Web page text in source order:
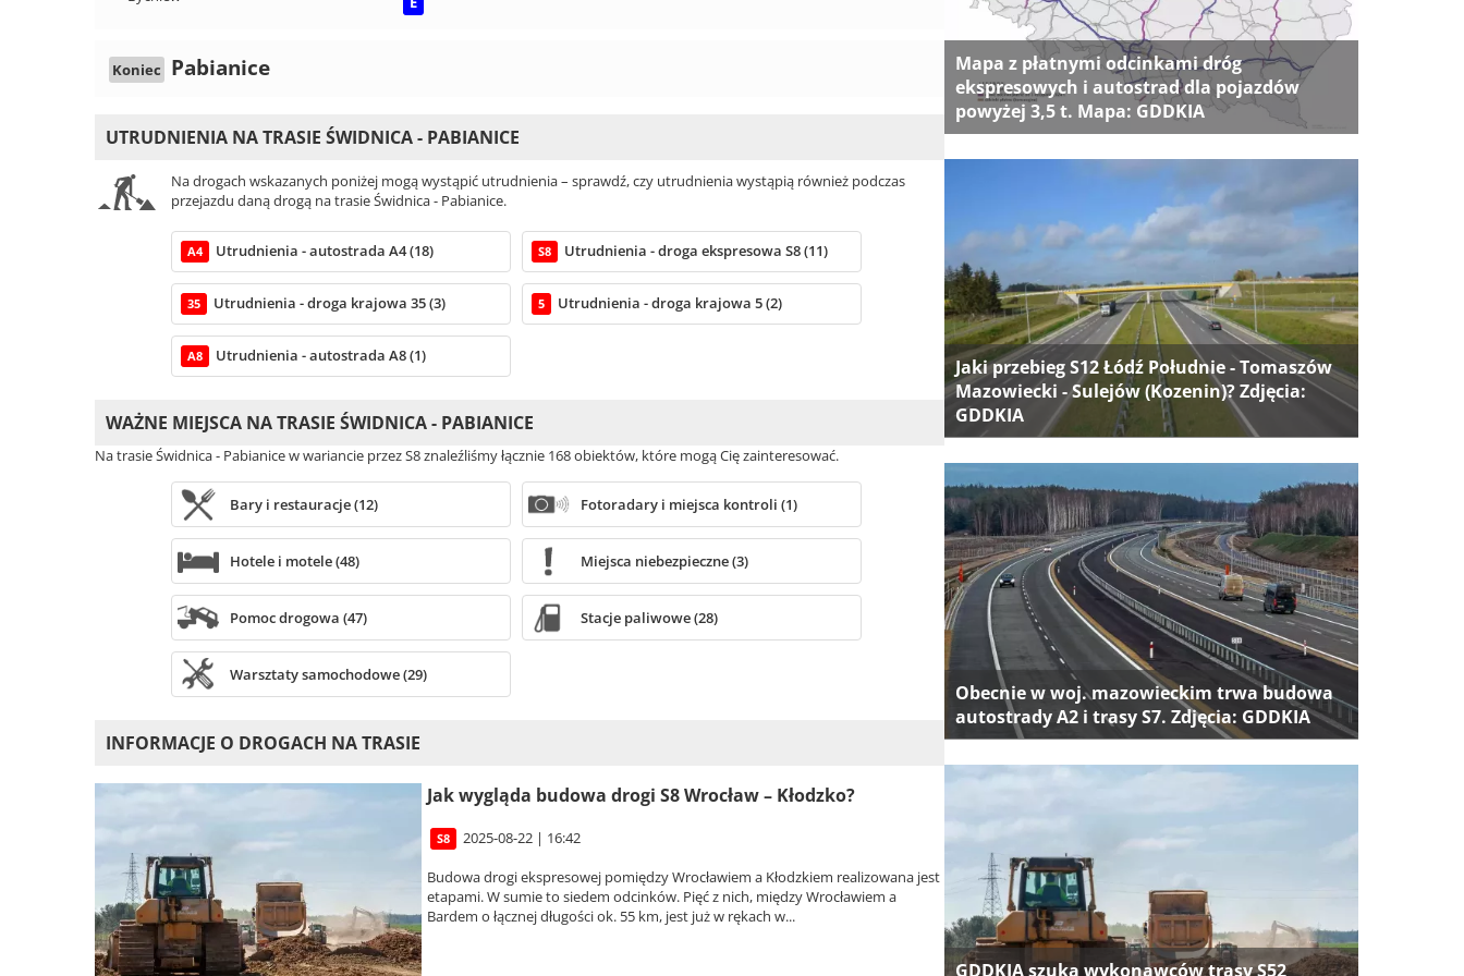
Koniec Pabianice
UTRUDNIENIA NA TRASIE ŚWIDNICA - PABIANICE
Na drogach wskazanych poniżej mogą wystąpić utrudnienia – sprawdź, czy utrudnienia wystąpią również podczas
przejazdu daną drogą na trasie Świdnica - Pabianice.
A4 Utrudnienia - autostrada A4 (18) S8 Utrudnienia - droga ekspresowa S8 (11)
35 Utrudnienia - droga krajowa 35 (3) 5 Utrudnienia - droga krajowa 5 (2)
A8 Utrudnienia - autostrada A8 (1)
WAŻNE MIEJSCA NA TRASIE ŚWIDNICA - PABIANICE
Na trasie Świdnica - Pabianice w wariancie przez S8 znaleźliśmy łącznie 168 obiektów, które mogą Cię zainteresować.
Bary i restauracje (12) Fotoradary i miejsca kontroli (1)
Hotele i motele (48) Miejsca niebezpieczne (3)
Pomoc drogowa (47) Stacje paliwowe (28)
Warsztaty samochodowe (29)
INFORMACJE O DROGACH NA TRASIE
Jak wygląda budowa drogi S8 Wrocław – Kłodzko?
S8 2025-08-22 | 16:42
Budowa drogi ekspresowej pomiędzy Wrocławiem a Kłodzkiem realizowana jest
etapami. W sumie to siedem odcinków. Pięć z nich, między Wrocławiem a
Bardem o łącznej długości ok. 55 km, jest już w rękach w...
Mapa z płatnymi odcinkami dróg
ekspresowych i autostrad dla pojazdów
powyżej 3,5 t. Mapa: GDDKIA
Jaki przebieg S12 Łódź Południe - Tomaszów
Mazowiecki - Sulejów (Kozenin)? Zdjęcia:
GDDKIA
Obecnie w woj. mazowieckim trwa budowa
autostrady A2 i trasy S7. Zdjęcia: GDDKIA
GDDKIA szuka wykonawców trasy S52